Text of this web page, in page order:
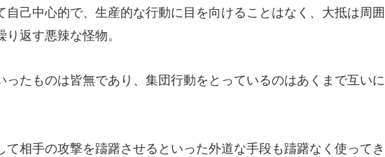
己中心的で、生産的な行動に目を向けることはなく、大抵は周囲
返す悪辣な怪物。
たものは皆無であり、集団行動をとっているのはあくまで互いに
相手の攻撃を躊躇させるといった外道な手段も躊躇なく使ってき